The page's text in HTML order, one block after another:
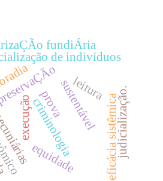
criminologiasustentável
leitura
de indivíduos
fundiÁria
execução eficácia sistêmica
equidade
prova judicialização.